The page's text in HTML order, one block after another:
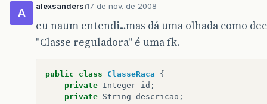
A
alexsandersi17 de nov. de 2008
eu naum entendi...mas dá uma olhada como
"Classe reguladora" é uma fk.
public class ClasseRaca
{
private Integer id ;
private String descricao ;